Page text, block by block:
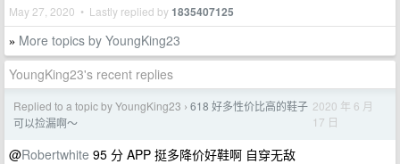
May 27, 2020 • Lastly replied by1835407125
» More topics by YoungKing23
YoungKing23's recent replies
Replied to a topic by YoungKing23 › 618 好多性价比高的鞋子
可以捡漏啊～
2020 年 6 月
17 日
@Robertwhite 95 分 APP 挺多降价好鞋啊 自穿无敌